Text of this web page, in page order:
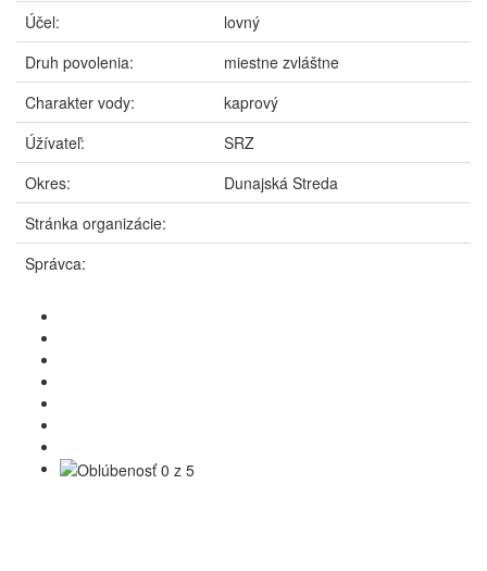
Účel:
lovný
Druh povolenia:
miestne zvláštne
Charakter vody:
kaprový
Úžívateľ:
SRZ
Okres:
Dunajská Streda
Stránka organizácie:
Správca: